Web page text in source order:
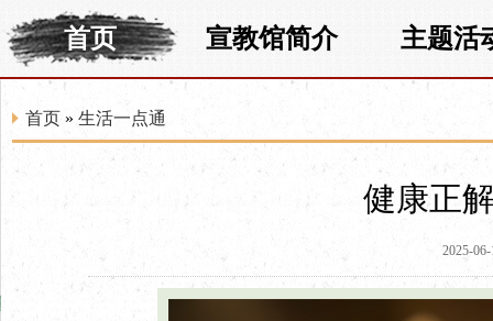
首页 宣教馆简介 主题活
首页 » 生活一点通
健康正
2025-